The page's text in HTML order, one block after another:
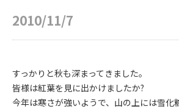
2010/11/7
すっかりと秋も深まってきました。
皆様は紅葉を見に出かけましたか?
今年は寒さが強いようで、山の上には雪化